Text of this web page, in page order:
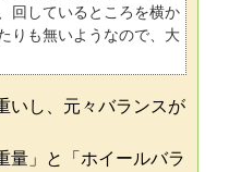
回しているところを横か
りも無いようなので、大
いし、元々バランスが
量」と「ホイールバラ